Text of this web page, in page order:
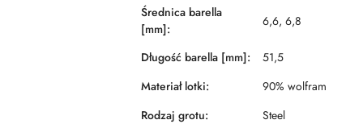
Średnica barella
[mm]:
6,6, 6,8
Długość barella [mm]:
51,5
Materiał lotki:
90% wolfram
Rodzaj grotu:
Steel